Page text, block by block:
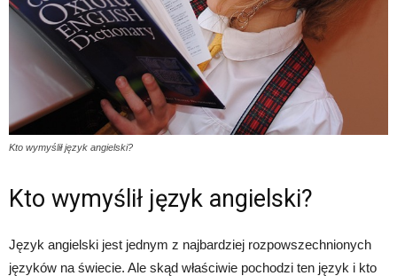
Kto wymyślił język angielski?
Kto wymyślił język angielski?
Język angielski jest jednym z najbardziej rozpowszechnionych
języków na świecie. Ale skąd właściwie pochodzi ten język i kto